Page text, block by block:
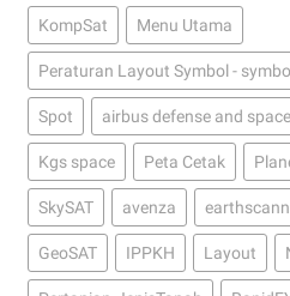
KompSat Menu Utama
Peraturan Layout Symbol -
Spot airbus defense and space
Kgs space Peta Cetak
SkySAT avenza
GeoSAT IPPKH Layout